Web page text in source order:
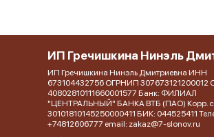
ИП Гречишкина Нинэль
ИП Гречишкина Нинэль Дмитриевна ИНН
673104432756 ОГРНИП 307673121200012
40802810111660001577 Банк: ФИЛИАЛ
"ЦЕНТРАЛЬНЫЙ" БАНКА ВТБ (ПАО) Корр.
30101810145250000411 БИК: 044525411
+74812606777 email: zakaz@7-slonov.ru